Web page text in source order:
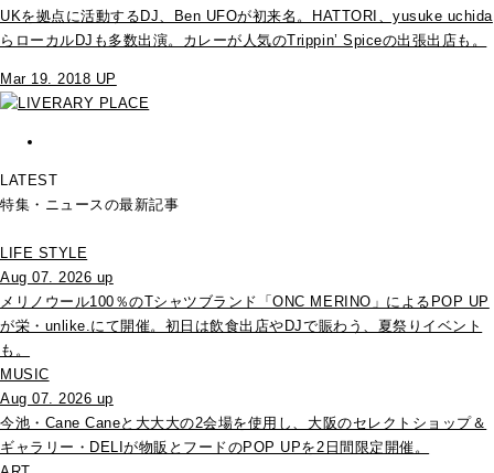
UKを拠点に活動するDJ、Ben UFOが初来名。HATTORI、yusuke uchida
らローカルDJも多数出演。カレーが人気のTrippin’ Spiceの出張出店も。
Mar 19. 2018 UP
LATEST
特集・ニュースの最新記事
LIFE STYLE
Aug 07. 2026 up
メリノウール100％のTシャツブランド「ONC MERINO」によるPOP UP
が栄・unlike.にて開催。初日は飲食出店やDJで賑わう、夏祭りイベント
も。
MUSIC
Aug 07. 2026 up
今池・Cane Caneと大大大の2会場を使用し、大阪のセレクトショップ＆
ギャラリー・DELIが物販とフードのPOP UPを2日間限定開催。